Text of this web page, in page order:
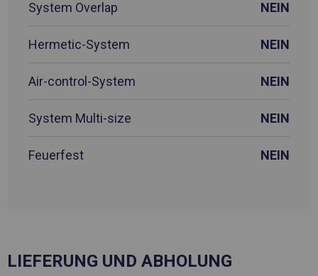
System Overlap NEIN
Hermetic-System NEIN
Air-control-System NEIN
System Multi-size NEIN
Feuerfest NEIN
LIEFERUNG UND ABHOLUNG